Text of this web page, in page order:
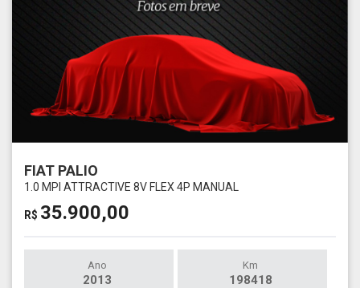
FIAT PALIO
1.0 MPI ATTRACTIVE 8V FLEX 4P MANUAL
R$ 35.900,00
Ano
2013
Km
198418